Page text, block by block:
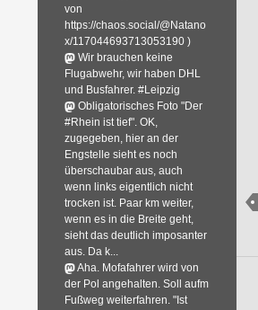
von
https://chaos.social/@Natano
x/117044693713053190 )
Wir brauchen keine
Flugabwehr, wir haben DHL
und Busfahrer. #Leipzig
Obligatorisches Foto "Der
#Rhein ist tief". OK,
zugegeben, hier an der
Engstelle sieht es noch
überschaubar aus, auch
wenn links eigentlich nicht
trocken ist. Paar km weiter,
wenn es in die Breite geht,
sieht das deutlich imposanter
aus. Da k...
Aha. Mofafahrer wird von
der Pol angehalten. Soll aufm
Fußweg weiterfahren. "Ist